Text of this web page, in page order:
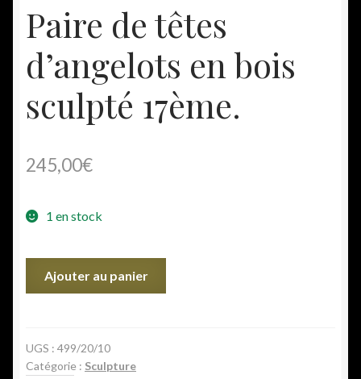
Paire de têtes
d’angelots en bois
sculpté 17ème.
245,00€
1 en stock
têtes
d'angelots
Ajouter au panier
UGS : 499/20/10
Catégorie : Sculpture